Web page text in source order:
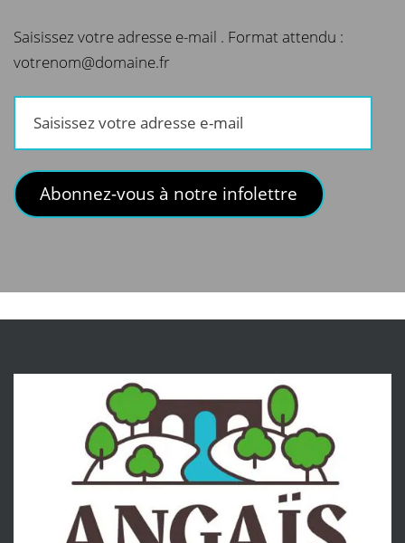
Saisissez votre adresse e-mail . Format attendu :
votrenom@domaine.fr
votre
adresse
e-
mail
Abonnez-vous à notre infolettre